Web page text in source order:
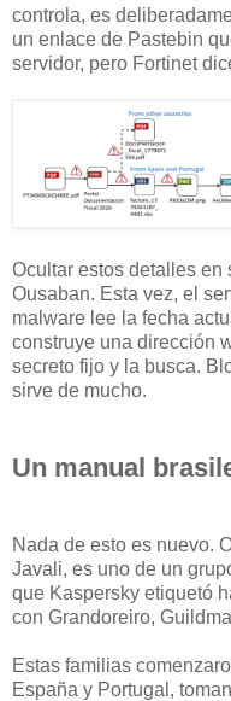
controla, es
un enlace de Pastebin
servidor, pero Fortinet
Ocultar estos detalles
Ousaban. Esta vez, el
malware lee la fecha
construye una dirección
secreto fijo y la busca.
sirve de mucho.
Un manual
Nada de esto es nuevo.
Javali, es uno de un
que Kaspersky etiquetó
con Grandoreiro,
Estas familias
España y Portugal,